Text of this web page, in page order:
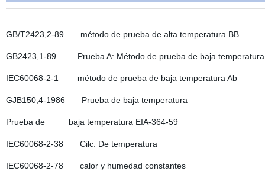
GB/T2423,2-89 método de prueba de alta temperatura BB
GB2423,1-89 Prueba A: Método de prueba de baja temperatura
IEC60068-2-1 método de prueba de baja temperatura Ab
GJB150,4-1986 Prueba de baja temperatura
Prueba de baja temperatura EIA-364-59
IEC60068-2-38 Cilc. De temperatura
IEC60068-2-78 calor y humedad constantes